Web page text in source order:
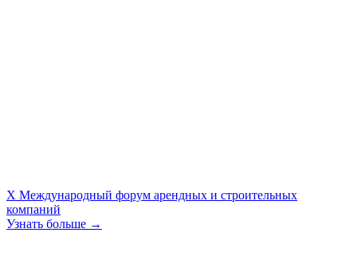
X Международный форум арендных и строительных
компаний
Узнать больше →